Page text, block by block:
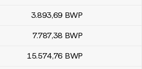
3.893,69 BWP
7.787,38 BWP
15.574,76 BWP